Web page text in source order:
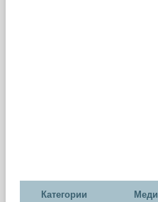
Категории